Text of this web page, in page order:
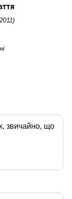
звичайно, що